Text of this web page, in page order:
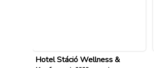
Hotel Stáció Wellness &